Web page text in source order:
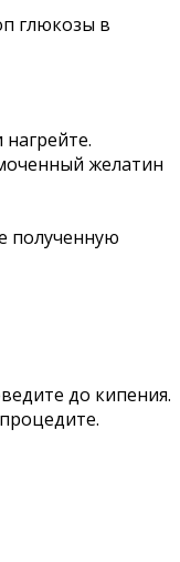
глюкозы в
желатин
полученную
до кипения.